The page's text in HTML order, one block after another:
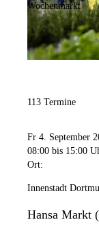
Wochenmarkt
113 Termine
Fr 4. September
08:00 bis 15:00
Ort:
Innenstadt
Hansa Markt